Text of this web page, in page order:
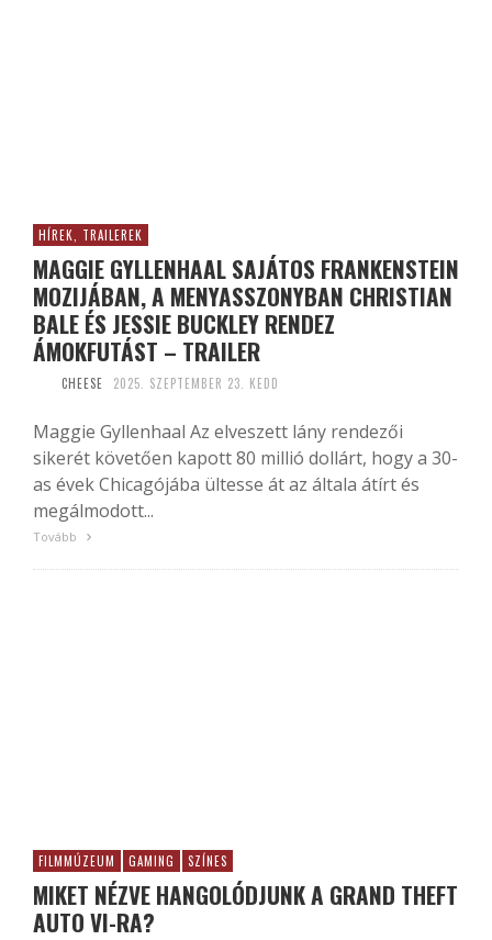
HÍREK, TRAILEREK
MAGGIE GYLLENHAAL SAJÁTOS FRANKENSTEIN
MOZIJÁBAN, A MENYASSZONYBAN CHRISTIAN
BALE ÉS JESSIE BUCKLEY RENDEZ
ÁMOKFUTÁST – TRAILER
CHEESE 2025. SZEPTEMBER 23. KEDD
Maggie Gyllenhaal Az elveszett lány rendezői
sikerét követően kapott 80 millió dollárt, hogy a 30-
as évek Chicagójába ültesse át az általa átírt és
megálmodott...
Tovább
FILMMÚZEUM GAMING SZÍNES
MIKET NÉZVE HANGOLÓDJUNK A GRAND THEFT
AUTO VI-RA?